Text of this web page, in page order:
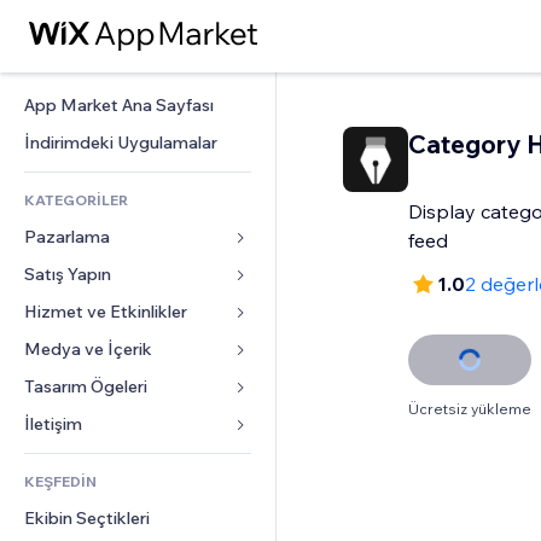
App Market Ana Sayfası
İndirimdeki Uygulamalar
KATEGORİLER
Pazarlama
Reklamlar
Mobil
Site Analizleri
Sosyal Ağ
Site Listeleri
E-posta
Satış Yapın
Mağazalar için uygulamalar
Gönderim ve Teslimat
Satış Düğmeleri
Muhasebe
Kuponlar ve Müşteri Sadakati
Hizmet ve Etkinlikler
Oteller
Etkinlikler
Restoranlar
Emlak
Randevular
Medya ve İçerik
Galeri
Müzik
Podcast
Fotoğrafçılık
Video
Tasarım Ögeleri
Haritalar ve Navigasyon
Gizlilik ve Güvenlik
Saat
Sayfa Şablonları
Formlar
Blog
Anketler
KEŞFEDİN
Ekibin Seçtikleri
Category
Display
feed
1.02
Ücretsiz yükleme